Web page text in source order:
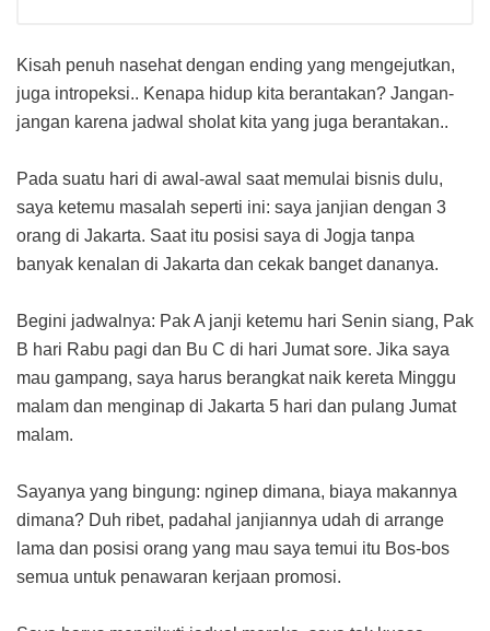
Kisah penuh nasehat dengan ending yang mengejutkan,
juga intropeksi.. Kenapa hidup kita berantakan? Jangan-
jangan karena jadwal sholat kita yang juga berantakan..
Pada suatu hari di awal-awal saat memulai bisnis dulu,
saya ketemu masalah seperti ini: saya janjian dengan 3
orang di Jakarta. Saat itu posisi saya di Jogja tanpa
banyak kenalan di Jakarta dan cekak banget dananya.
Begini jadwalnya: Pak A janji ketemu hari Senin siang, Pak
B hari Rabu pagi dan Bu C di hari Jumat sore. Jika saya
mau gampang, saya harus berangkat naik kereta Minggu
malam dan menginap di Jakarta 5 hari dan pulang Jumat
malam.
Sayanya yang bingung: nginep dimana, biaya makannya
dimana? Duh ribet, padahal janjiannya udah di arrange
lama dan posisi orang yang mau saya temui itu Bos-bos
semua untuk penawaran kerjaan promosi.